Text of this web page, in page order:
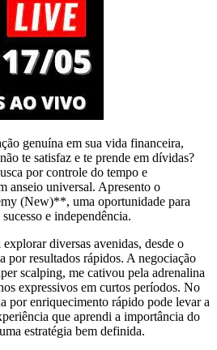
genuína em sua vida financeira,
te satisfaz e te prende em dívidas?
por controle do tempo e
anseio universal. Apresento o
(New)**, uma oportunidade para
e independência.
diversas avenidas, desde o
por resultados rápidos. A negociação
scalping, me cativou pela adrenalina
expressivos em curtos períodos. No
por enriquecimento rápido pode levar a
que aprendi a importância do
estratégia bem definida.